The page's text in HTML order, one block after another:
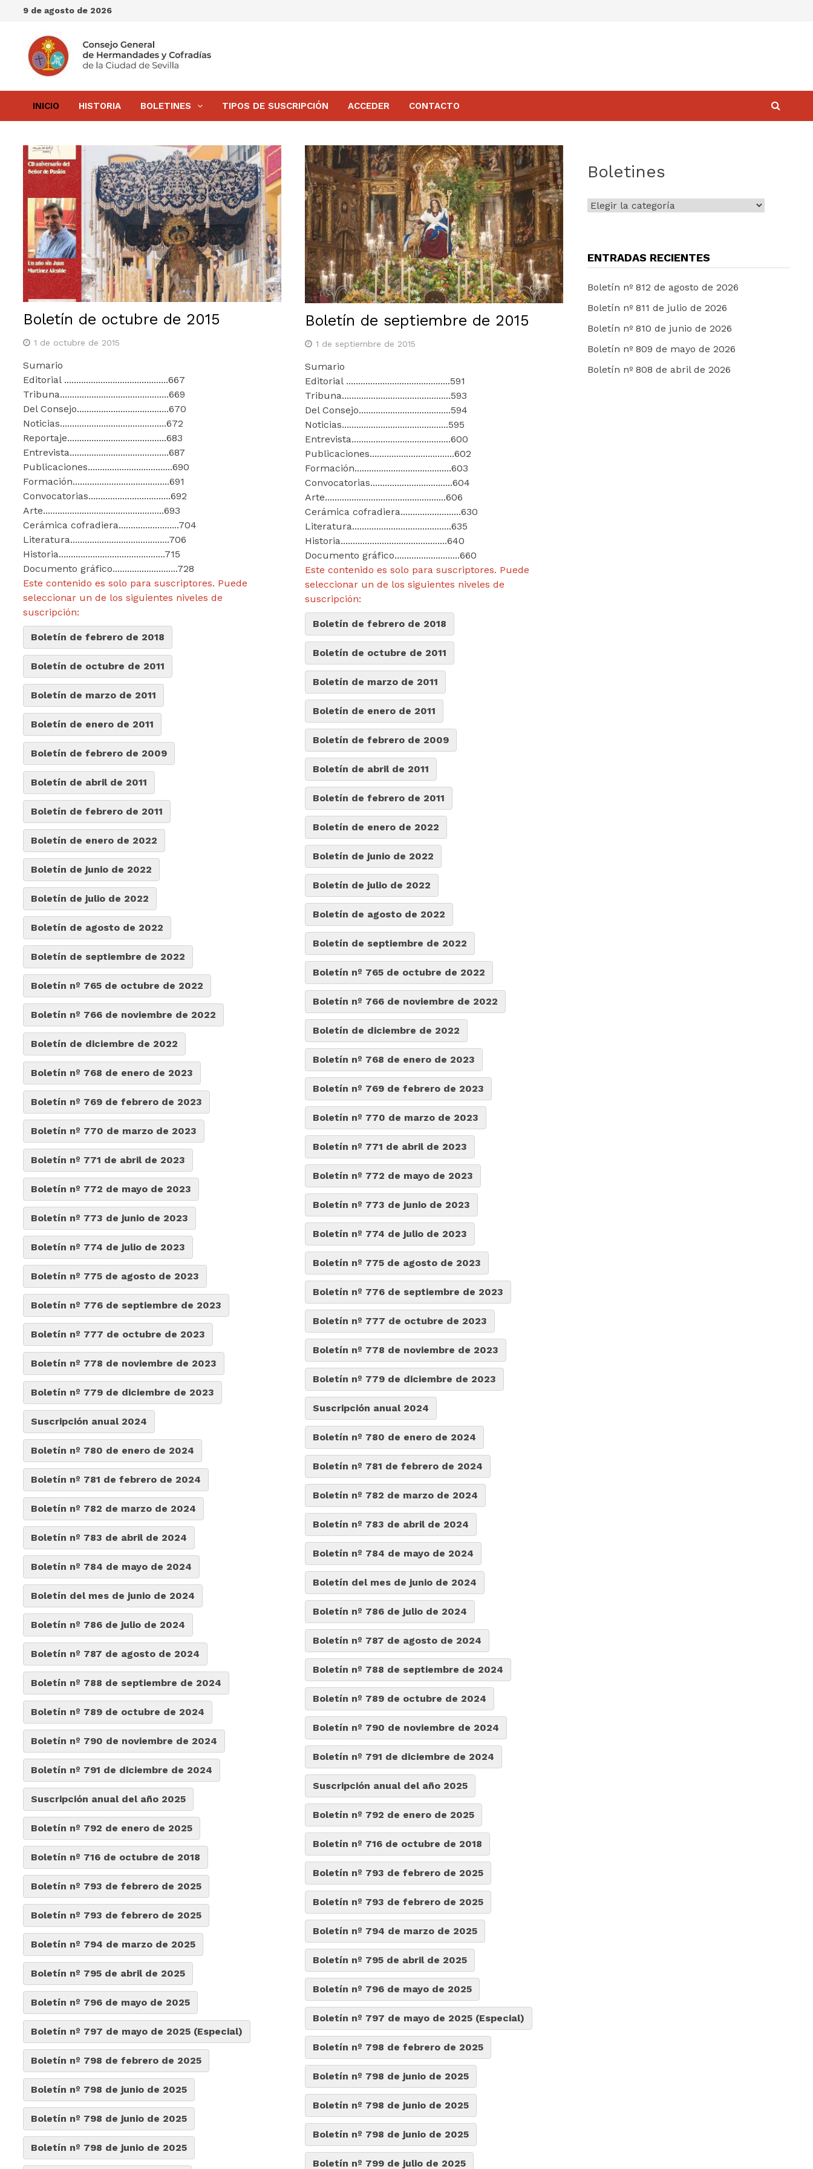
Saltar
contenido
9 de agosto de 2026
INICIO HISTORIA BOLETINES TIPOS DE SUSCRIPCIÓN ACCEDER CONTACTO
Boletín de octubre de 2015
1 de octubre de 2015
Sumario
Editorial ...........................................667
Tribuna.............................................669
Del Consejo......................................670
Noticias............................................672
Reportaje.........................................683
Entrevista.........................................687
Publicaciones...................................690
Formación........................................691
Convocatorias..................................692
Arte..................................................693
Cerámica cofradiera.........................704
Literatura.........................................706
Historia............................................715
Documento gráfico...........................728
Este contenido es solo para suscriptores. Puede
seleccionar un de los siguientes niveles de
suscripción:
Boletín de febrero de 2018
Boletín de octubre de 2011
Boletín de marzo de 2011
Boletín de enero de 2011
Boletín de febrero de 2009
Boletín de abril de 2011
Boletín de febrero de 2011
Boletín de enero de 2022
Boletín de junio de 2022
Boletín de julio de 2022
Boletín de agosto de 2022
Boletín de septiembre de 2022
Boletín nº 765 de octubre de 2022
Boletín nº 766 de noviembre de 2022
Boletín de diciembre de 2022
Boletín nº 768 de enero de 2023
Boletín nº 769 de febrero de 2023
Boletín nº 770 de marzo de 2023
Boletín nº 771 de abril de 2023
Boletín nº 772 de mayo de 2023
Boletín nº 773 de junio de 2023
Boletín nº 774 de julio de 2023
Boletín nº 775 de agosto de 2023
Boletín nº 776 de septiembre de 2023
Boletín nº 777 de octubre de 2023
Boletín nº 778 de noviembre de 2023
Boletín nº 779 de diciembre de 2023
Suscripción anual 2024
Boletín nº 780 de enero de 2024
Boletín nº 781 de febrero de 2024
Boletín nº 782 de marzo de 2024
Boletín nº 783 de abril de 2024
Boletín nº 784 de mayo de 2024
Boletín del mes de junio de 2024
Boletín nº 786 de julio de 2024
Boletín nº 787 de agosto de 2024
Boletín nº 788 de septiembre de 2024
Boletín nº 789 de octubre de 2024
Boletín nº 790 de noviembre de 2024
Boletín nº 791 de diciembre de 2024
Suscripción anual del año 2025
Boletín nº 792 de enero de 2025
Boletín nº 716 de octubre de 2018
Boletín nº 793 de febrero de 2025
Boletín nº 793 de febrero de 2025
Boletín nº 794 de marzo de 2025
Boletín nº 795 de abril de 2025
Boletín nº 796 de mayo de 2025
Boletín nº 797 de mayo de 2025 (Especial)
Boletín nº 798 de febrero de 2025
Boletín nº 798 de junio de 2025
Boletín nº 798 de junio de 2025
Boletín nº 798 de junio de 2025
Boletín de septiembre de 2015
1 de septiembre de 2015
Sumario
Editorial ...........................................591
Tribuna.............................................593
Del Consejo......................................594
Noticias............................................595
Entrevista.........................................600
Publicaciones...................................602
Formación........................................603
Convocatorias..................................604
Arte..................................................606
Cerámica cofradiera.........................630
Literatura.........................................635
Historia............................................640
Documento gráfico...........................660
Este contenido es solo para suscriptores. Puede
seleccionar un de los siguientes niveles de
suscripción:
Boletín de febrero de 2018
Boletín de octubre de 2011
Boletín de marzo de 2011
Boletín de enero de 2011
Boletín de febrero de 2009
Boletín de abril de 2011
Boletín de febrero de 2011
Boletín de enero de 2022
Boletín de junio de 2022
Boletín de julio de 2022
Boletín de agosto de 2022
Boletín de septiembre de 2022
Boletín nº 765 de octubre de 2022
Boletín nº 766 de noviembre de 2022
Boletín de diciembre de 2022
Boletín nº 768 de enero de 2023
Boletín nº 769 de febrero de 2023
Boletín nº 770 de marzo de 2023
Boletín nº 771 de abril de 2023
Boletín nº 772 de mayo de 2023
Boletín nº 773 de junio de 2023
Boletín nº 774 de julio de 2023
Boletín nº 775 de agosto de 2023
Boletín nº 776 de septiembre de 2023
Boletín nº 777 de octubre de 2023
Boletín nº 778 de noviembre de 2023
Boletín nº 779 de diciembre de 2023
Suscripción anual 2024
Boletín nº 780 de enero de 2024
Boletín nº 781 de febrero de 2024
Boletín nº 782 de marzo de 2024
Boletín nº 783 de abril de 2024
Boletín nº 784 de mayo de 2024
Boletín del mes de junio de 2024
Boletín nº 786 de julio de 2024
Boletín nº 787 de agosto de 2024
Boletín nº 788 de septiembre de 2024
Boletín nº 789 de octubre de 2024
Boletín nº 790 de noviembre de 2024
Boletín nº 791 de diciembre de 2024
Suscripción anual del año 2025
Boletín nº 792 de enero de 2025
Boletín nº 716 de octubre de 2018
Boletín nº 793 de febrero de 2025
Boletín nº 793 de febrero de 2025
Boletín nº 794 de marzo de 2025
Boletín nº 795 de abril de 2025
Boletín nº 796 de mayo de 2025
Boletín nº 797 de mayo de 2025 (Especial)
Boletín nº 798 de febrero de 2025
Boletín nº 798 de junio de 2025
Boletín nº 798 de junio de 2025
Boletín nº 798 de junio de 2025
Boletín nº 799 de julio de 2025
Boletines
Boletines
ENTRADAS RECIENTES
Boletín nº 812 de agosto de 2026
Boletín nº 811 de julio de 2026
Boletín nº 810 de junio de 2026
Boletín nº 809 de mayo de 2026
Boletín nº 808 de abril de 2026